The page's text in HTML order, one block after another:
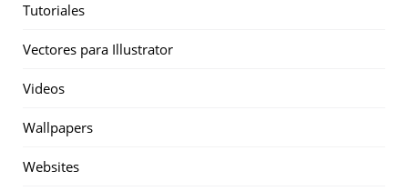
Tutoriales
Vectores para Illustrator
Videos
Wallpapers
Websites